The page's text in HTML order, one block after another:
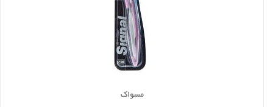
مسواک